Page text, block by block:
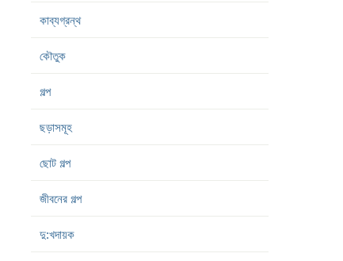
কাব্যগ্রন্থ
কৌতুক
গল্প
ছড়াসমূহ
ছোট গল্প
জীবনের গল্প
দু:খদায়ক